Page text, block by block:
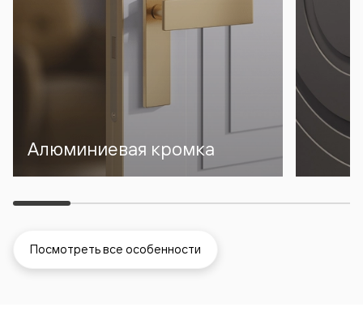
Алюминиевая кромка
Посмотреть все особенности